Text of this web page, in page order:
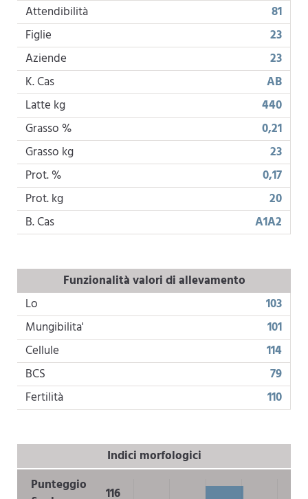
Attendibilità
81
Figlie
23
Aziende
23
K. Cas
AB
Latte kg
440
Grasso %
0,21
Grasso kg
23
Prot. %
0,17
Prot. kg
20
B. Cas
A1A2
Funzionalità valori di allevamento
Lo
103
Mungibilita'
101
Cellule
114
BCS
79
Fertilità
110
Indici morfologici
Punteggio
116